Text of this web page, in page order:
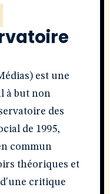
est une
à but non
des
de 1995,
commun
théoriques et
critique